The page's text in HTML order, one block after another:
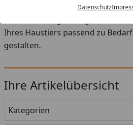
Datenschutz
eine sorgfältig zusammengestellte
Ihres Haustiers passend zu
gestalten.
Ihre Artikelübersicht
Kategorien